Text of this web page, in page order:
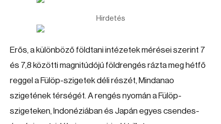
Hirdetés
Erős, a különböző földtani intézetek mérései szerint 7
és 7,8 közötti magnitúdójú földrengés rázta meg hétfő
reggel a Fülöp-szigetek déli részét, Mindanao
szigetének térségét. A rengés nyomán a Fülöp-
szigeteken, Indonéziában és Japán egyes csendes-